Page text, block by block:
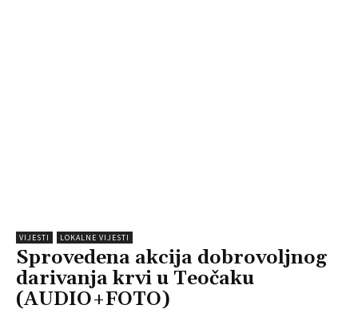
VIJESTI LOKALNE VIJESTI
Sprovedena akcija dobrovoljnog
darivanja krvi u Teočaku
(AUDIO+FOTO)